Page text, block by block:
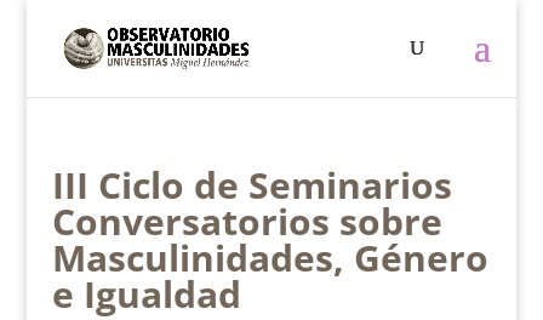
III Ciclo de Seminarios
Conversatorios sobre
Masculinidades, Género
e Igualdad